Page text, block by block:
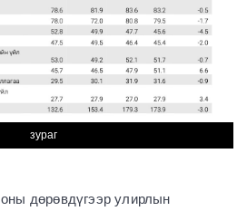
зураг
дөрөвдүгээр улирлын